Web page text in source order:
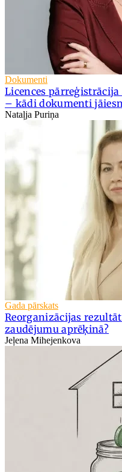
Dokumenti
Licences
– kādi dokumenti
Nataļja Puriņa
Gada pārskats
Reorganizācijas
zaudējumu aprēķinā?
Jeļena Mihejenkova